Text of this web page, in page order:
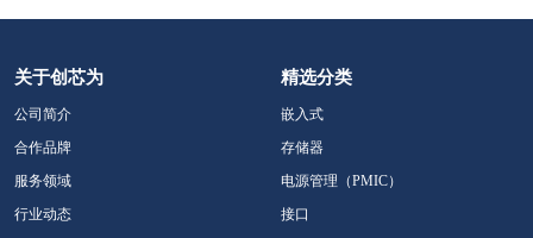
关于创芯为
公司简介
合作品牌
服务领域
行业动态
精选分类
嵌入式
存储器
电源管理（PMIC）
接口